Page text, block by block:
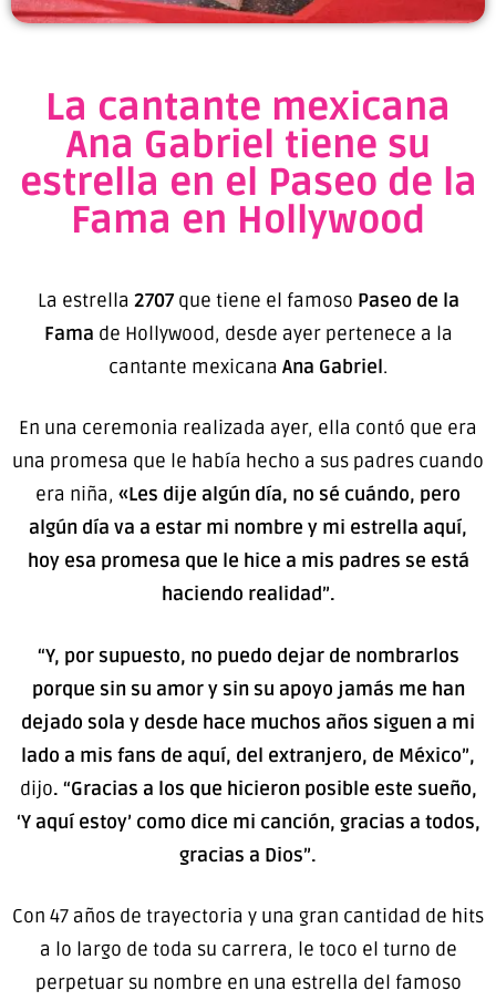
La cantante mexicana
Ana Gabriel tiene su
estrella en el Paseo de la
Fama en Hollywood
La estrella 2707que tiene el famoso Paseo de la
Fama de Hollywood, desde ayer pertenece a la
cantante mexicana Ana Gabriel.
En una ceremonia realizada ayer, ella contó que era
una promesa que le había hecho a sus padres cuando
era niña, «Les dije algún día, no sé cuándo, pero
algún día va a estar mi nombre y mi estrella aquí,
hoy esa promesa que le hice a mis padres se está
haciendo realidad”.
“Y, por supuesto, no puedo dejar de nombrarlos
porque sin su amor y sin su apoyo jamás me han
dejado sola y desde hace muchos años siguen a mi
lado a mis fans de aquí, del extranjero, de México”,
dijo. “Gracias a los que hicieron posible este sueño,
‘Y aquí estoy’ como dice mi canción, gracias a todos,
gracias a Dios”.
Con 47 años de trayectoria y una gran cantidad de hits
a lo largo de toda su carrera, le toco el turno de
perpetuar su nombre en una estrella del famoso